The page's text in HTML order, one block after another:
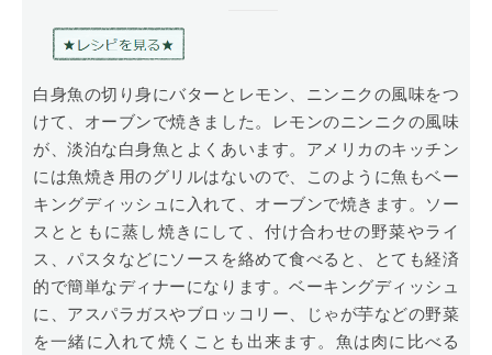
白身魚の切り身にバターとレモン、ニンニクの風味をつ
けて、オーブンで焼きました。レモンのニンニクの風味
が、淡泊な白身魚とよくあいます。アメリカのキッチン
には魚焼き用のグリルはないので、このように魚もベー
キングディッシュに入れて、オーブンで焼きます。ソー
スとともに蒸し焼きにして、付け合わせの野菜やライ
ス、パスタなどにソースを絡めて食べると、とても経済
的で簡単なディナーになります。ベーキングディッシュ
に、アスパラガスやブロッコリー、じゃが芋などの野菜
を一緒に入れて焼くことも出来ます。魚は肉に比べる